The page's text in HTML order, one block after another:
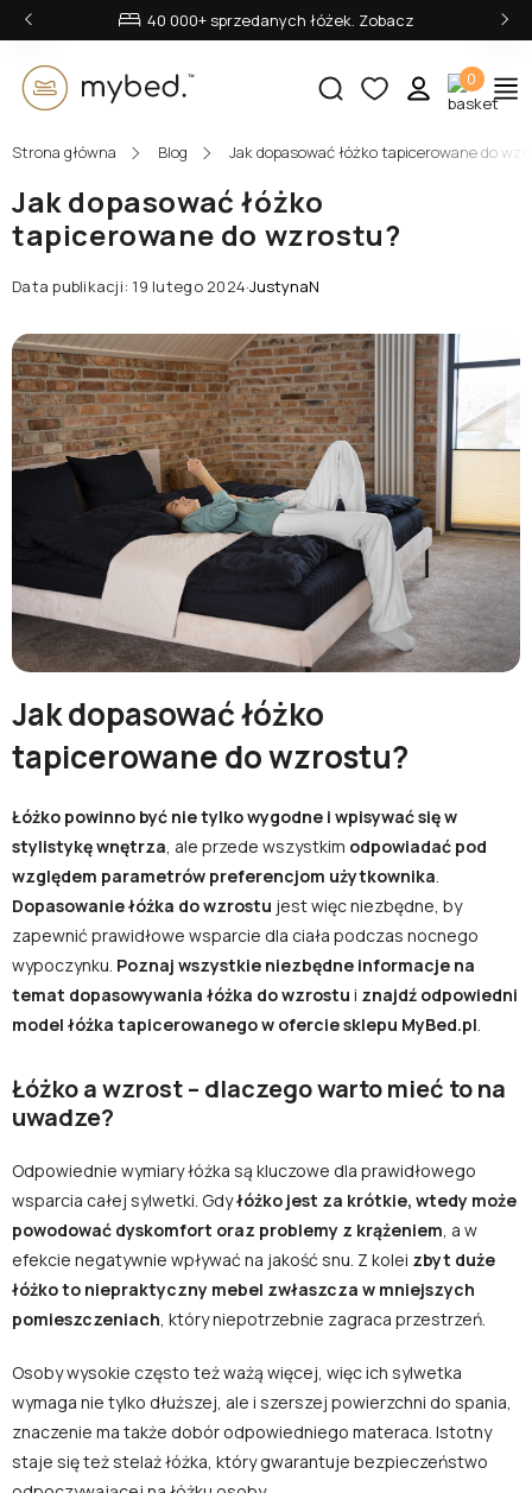
40 000+ sprzedanych łóżek. Zobacz
‹ ›
0
Strona główna Blog Jak dopasować łóżko tapicerowane do
E-mail:
Hasło:
Zaloguj się
Nie pamiętasz hasła?
lub zaloguj się przez:
Facebook Google
Nie masz jeszcze konta?
Jak dopasować łóżko
tapicerowane do wzrostu?
Data publikacji: 19 lutego 2024·JustynaN
Jak dopasować łóżko
tapicerowane do wzrostu?
Łóżko powinno być nie tylko wygodne i wpisywać się w
stylistykę wnętrza, ale przede wszystkim odpowiadać pod
względem parametrów preferencjom użytkownika.
Dopasowanie łóżka do wzrostu jest więc niezbędne, by
zapewnić prawidłowe wsparcie dla ciała podczas nocnego
wypoczynku. Poznaj wszystkie niezbędne informacje na
temat dopasowywania łóżka do wzrostu i znajdź odpowiedni
model łóżka tapicerowanego w ofercie sklepu MyBed.pl.
Łóżko a wzrost – dlaczego warto mieć to na
uwadze?
Odpowiednie wymiary łóżka są kluczowe dla prawidłowego
wsparcia całej sylwetki. Gdyłóżko jest za krótkie, wtedy może
powodować dyskomfort oraz problemy z krążeniem, a w
efekcie negatywnie wpływać na jakość snu. Z kolei zbyt duże
łóżko to niepraktyczny mebel zwłaszcza w mniejszych
pomieszczeniach, który niepotrzebnie zagraca przestrzeń.
Osoby wysokie często też ważą więcej, więc ich sylwetka
wymaga nie tylko dłuższej, ale i szerszej powierzchni do spania,
znaczenie ma także dobór odpowiedniego materaca. Istotny
staje się też stelaż łóżka, który gwarantuje bezpieczeństwo